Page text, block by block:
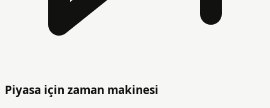
Piyasa için zaman makinesi